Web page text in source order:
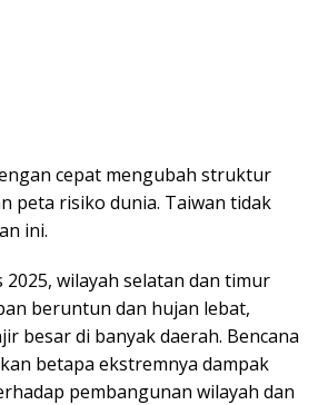
cepat mengubah struktur
peta risiko dunia. Taiwan tidak
ini.
2025, wilayah selatan dan timur
beruntun dan hujan lebat,
besar di banyak daerah. Bencana
betapa ekstremnya dampak
pembangunan wilayah dan